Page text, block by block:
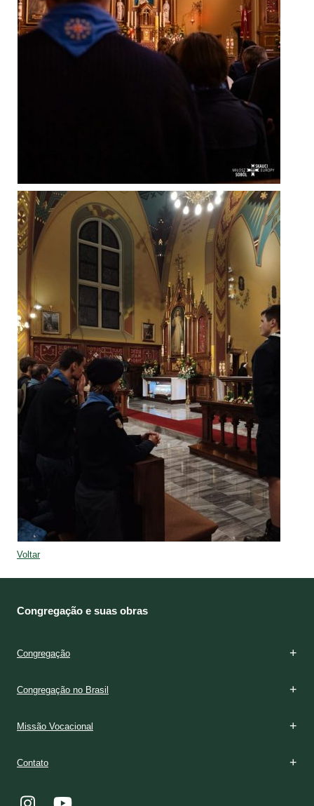
Voltar
Congregação e suas obras
Congregação
Congregação no Brasil
Missão Vocacional
Contato